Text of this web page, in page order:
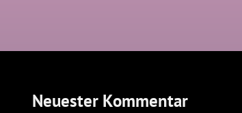
Neuester Kommentar